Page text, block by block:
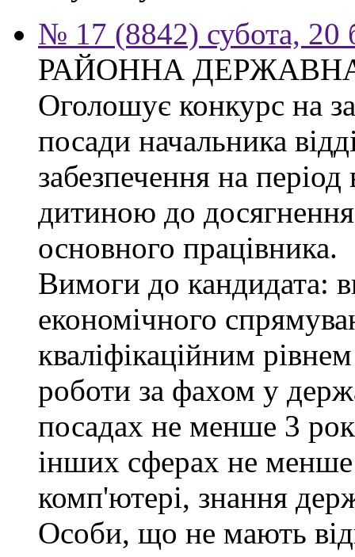
№ 17 (8842) субота, 20
РАЙОННА
Оголошує конкурс на
посади начальника
забезпечення на
дитиною до
основного працівника.
Вимоги до кандидата:
економічного
кваліфікаційним
роботи за фахом у
посадах не менше 3
інших сферах не
комп'ютері, знання
Особи, що не мають